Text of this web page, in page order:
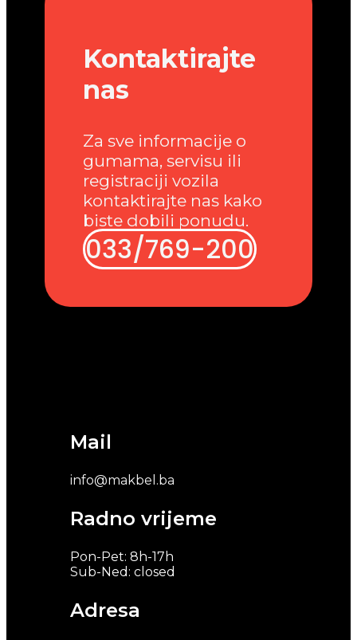
Mail
info@makbel.ba
Radno vrijeme
Pon-Pet: 8h-17h
Sub-Ned: closed
Adresa
Kontaktirajte
nas
Za sve informacije o
gumama, servisu ili
registraciji vozila
kontaktirajte nas kako
biste dobili ponudu.
033/769-200